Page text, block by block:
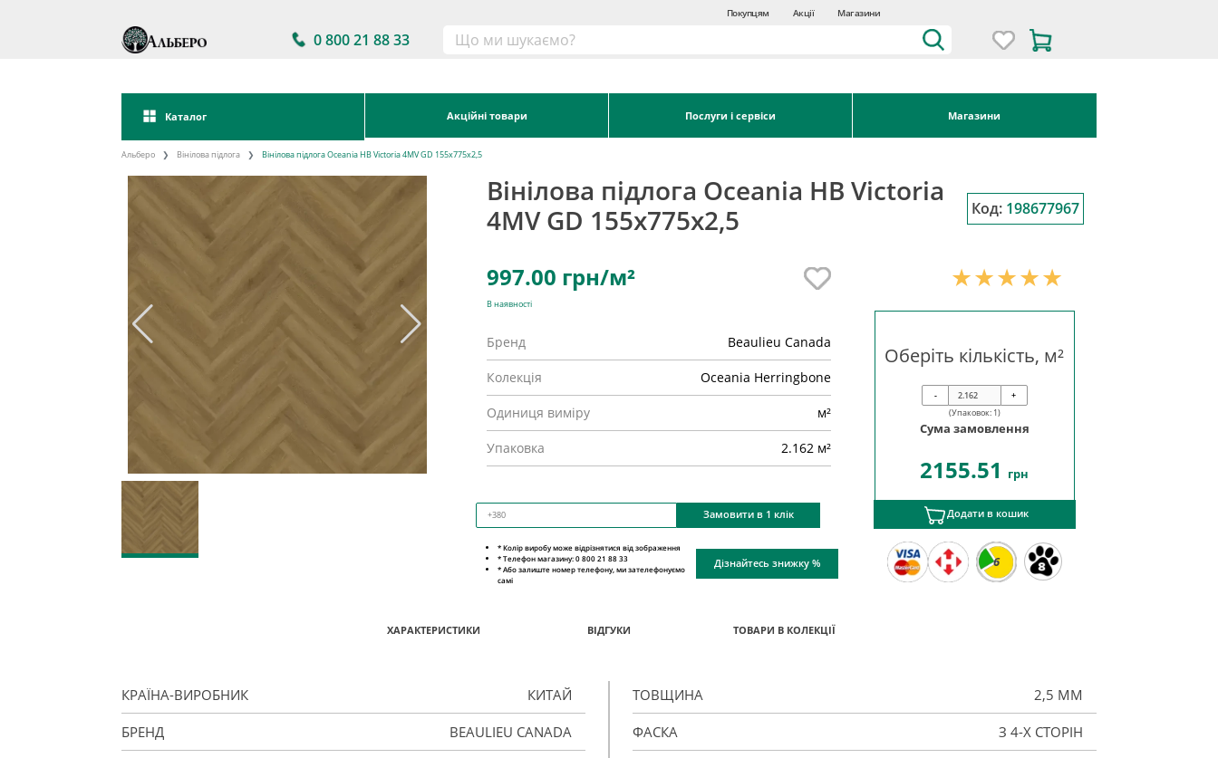
Покупцям Акції Магазини
0 800 21 88 33
Каталог Акційні товари Послуги і сервіси Магазини
Альберо Вінілова підлога Вінілова підлога Oceania HB Victoria 4MV GD 155x775x2,5
Вінілова підлога Oceania HB Victoria
4MV GD 155x775x2,5
Код: 198677967
997.00 грн/м²
В наявності
Бренд Beaulieu Canada
Колекція Oceania Herringbone
Одиниця виміру м²
Упаковка 2.162 м²
Замовити в 1 клік
Оберіть кількість, м²
-
+
(Упаковок: 1)
Сума замовлення
2155.51 грн
Додати в кошик
6
* Колір виробу може відрізнятися від зображення
* Телефон магазину: 0 800 21 88 33
* Або залиште номер телефону, ми зателефонуємо
самі
Дізнайтесь знижку %
ХАРАКТЕРИСТИКИ ВІДГУКИ ТОВАРИ В КОЛЕКЦІЇ
КРАЇНА-ВИРОБНИК КИТАЙ
БРЕНД BEAULIEU CANADA
ТОВЩИНА 2,5 ММ
ФАСКА З 4-Х СТОРІН